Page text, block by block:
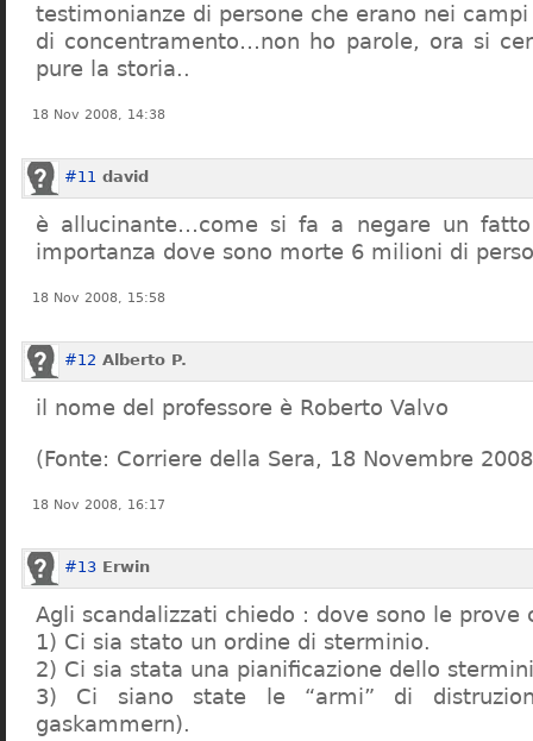
testimonianze di persone che erano nei campi
di concentramento…non ho parole, ora si
pure la storia..
18 Nov 2008, 14:38
#11 david
è allucinante…come si fa a negare un
importanza dove sono morte 6 milioni di
18 Nov 2008, 15:58
#12 Alberto P.
il nome del professore è Roberto Valvo
(Fonte: Corriere della Sera, 18 Novembre
18 Nov 2008, 16:17
#13 Erwin
Agli scandalizzati chiedo : dove sono le prove
1) Ci sia stato un ordine di sterminio.
2) Ci sia stata una pianificazione dello
3) Ci siano state le “armi” di
gaskammern).